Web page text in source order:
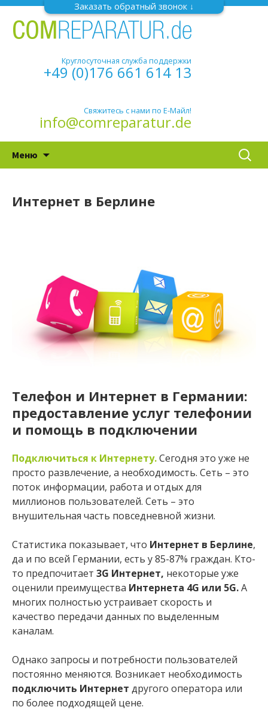
Заказать обратный звонок
Круглосуточная служба поддержки
+49 (0)176 661 614 13
Свяжитесь с нами по Е-Майл!
info@comreparatur.de
Меню
к
содержимому
Найти:
Интернет в Берлине
Телефон и Интернет в Германии:
предоставление услуг телефонии
и помощь в подключении
Подключиться к Интернету.Сегодня это уже не
просто развлечение, а необходимость. Сеть – это
поток информации, работа и отдых для
миллионов пользователей. Сеть – это
внушительная часть повседневной жизни.
Статистика показывает, что Интернет в Берлине,
да и по всей Германии, есть у 85-87% граждан. Кто-
то предпочитает 3G Интернет, некоторые уже
оценили преимущества Интернета 4G или 5G.А
многих полностью устраивает скорость и
качество передачи данных по выделенным
каналам.
Однако запросы и потребности пользователей
постоянно меняются. Возникает необходимость
подключить Интернет другого оператора или
по более подходящей цене.